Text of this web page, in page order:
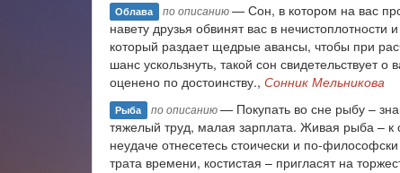
Облава по описанию— Сон, в котором на вас
навету друзья обвинят вас в
который раздает щедрые авансы, чтобы при
шанс ускользнуть, такой сон свидетельствует
оценено по достоинству., Сонник Мельникова
Рыба по описанию— Покупать во сне рыбу –
тяжелый труд, малая зарплата. Живая рыба –
неудаче отнесетесь стоически и по-
трата времени, костистая – пригласят на